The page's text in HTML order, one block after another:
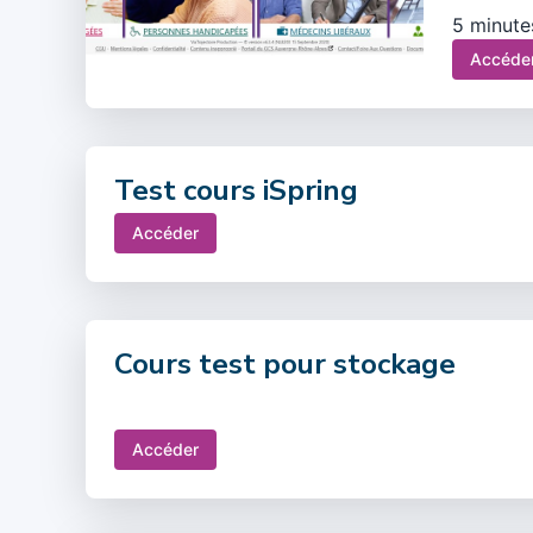
5
Test cours iSpring
Accéder
Cours test pour stockage
Accéder